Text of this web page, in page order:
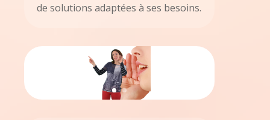
de solutions adaptées à ses besoins.